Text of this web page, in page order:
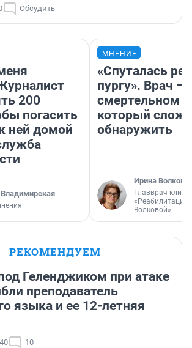
Обсудить
200
погасить
ней домой
МНЕНИЕ
«Спуталась
пургу». Врач —
смертельном
который
обнаружить
Ирина Волкова
Главврач
«Реабилитация
Волковой»
РЕКОМЕНДУЕМ
Геленджиком при атаке
преподаватель
языка и ее 12-летняя
10